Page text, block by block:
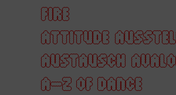
FIRE
ATTITUDE
AUSTAUSCH
A–Z OF DANCE